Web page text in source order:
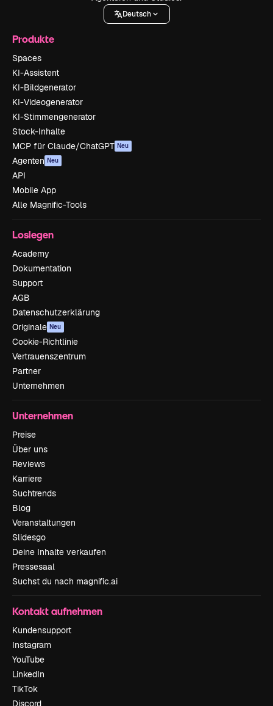
Deutsch
Produkte
Spaces
KI-Assistent
KI-Bildgenerator
KI-Videogenerator
KI-Stimmengenerator
Stock-Inhalte
MCP für Claude/ChatGPT Neu
Agenten Neu
API
Mobile App
Alle Magnific-Tools
Loslegen
Academy
Dokumentation
Support
AGB
Datenschutzerklärung
Originale Neu
Cookie-Richtlinie
Vertrauenszentrum
Partner
Unternehmen
Unternehmen
Preise
Über uns
Reviews
Karriere
Suchtrends
Blog
Veranstaltungen
Slidesgo
Deine Inhalte verkaufen
Pressesaal
Suchst du nach magnific.ai
Kontakt aufnehmen
Kundensupport
Instagram
YouTube
LinkedIn
TikTok
Discord